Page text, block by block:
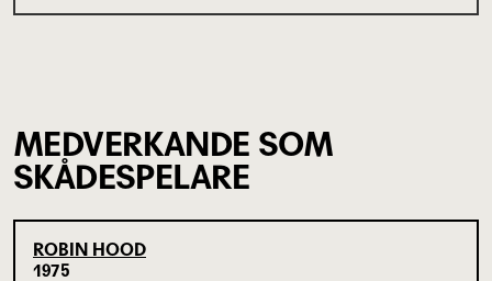
MEDVERKANDE SOM
SKÅDESPELARE
ROBIN HOOD
1975